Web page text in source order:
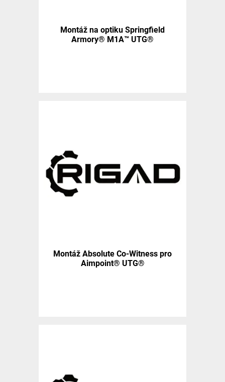
Montáž na optiku Springfield
Armory® M1A™ UTG®
Montáž Absolute Co-Witness pro
Aimpoint® UTG®